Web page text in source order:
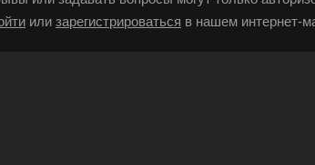
или зарегистрироваться в нашем интернет-